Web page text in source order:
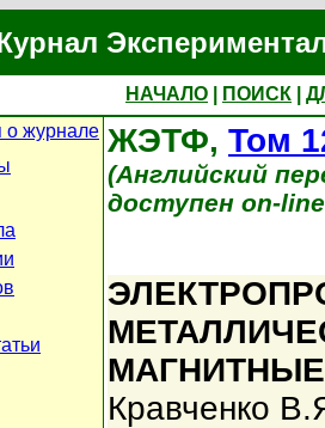
НАЧАЛО ПОИСК
журнале ЖЭТФ, Том
(Английский
доступен on-
Кравченко